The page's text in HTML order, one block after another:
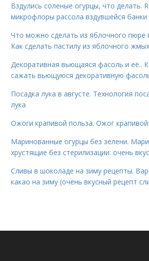
Вздулись соленые огурцы, что делать.
микрофлоры рассола вздувшейся банки
Что можно сделать из яблочного пюре
Как сделать пастилу из яблочного
Декоративная вьющаяся фасоль и её..
сажать вьющуюся декоративную
Посадка лука в августе. Технология
лука
Ожоги крапивой польза. Ожог
Маринованные огурцы без зелени.
хрустящие без стерилизации: очень
Сливы в шоколаде на зиму рецепты.
какао на зиму (очень вкусный рецепт